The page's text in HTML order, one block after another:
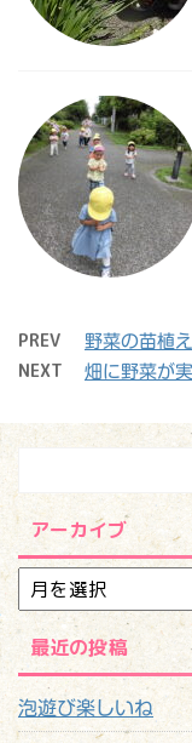
PREV 野菜の苗植
NEXT 畑に野菜が
アーカイブ
最近の投稿
泡遊び楽しいね